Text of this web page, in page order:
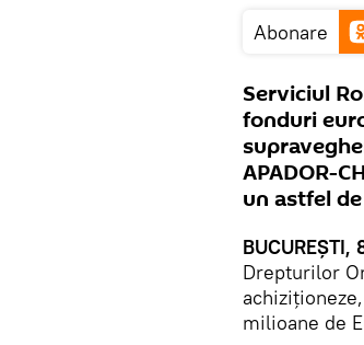
Abonare
Serviciul
fonduri
APADOR-
un astfel
Drepturilor
milioane de